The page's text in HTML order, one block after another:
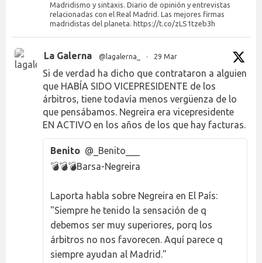
Madridismo y sintaxis. Diario de opinión y entrevistas
relacionadas con el Real Madrid. Las mejores firmas
madridistas del planeta. https://t.co/zLS1tzeb3h
La Galerna @lagalerna_ · 29 Mar
Si de verdad ha dicho que contrataron a alguien
que HABÍA SIDO VICEPRESIDENTE de los
árbitros, tiene todavía menos vergüenza de lo
que pensábamos. Negreira era vicepresidente
EN ACTIVO en los años de los que hay facturas.
Benito @_Benito___
💣💣💣Barsa-Negreira
Laporta habla sobre Negreira en El País:
"Siempre he tenido la sensación de q
debemos ser muy superiores, porq los
árbitros no nos favorecen. Aquí parece q
siempre ayudan al Madrid."